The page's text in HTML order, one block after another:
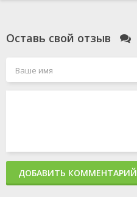
Оставь свой отзыв
ДОБАВИТЬ КОММЕНТАРИЙ